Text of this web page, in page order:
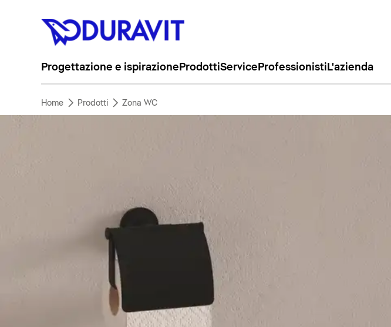
Progettazione e ispirazione ProdottiService Professionisti L'azienda
Home Prodotti Zona WC